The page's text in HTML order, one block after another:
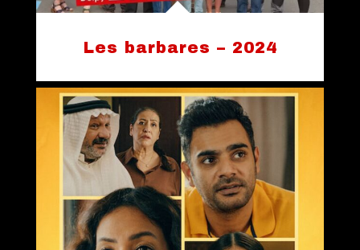
Les barbares – 2024